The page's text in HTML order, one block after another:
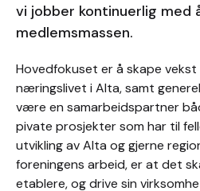
vi jobber kontinuerlig med
medlemsmassen.
Hovedfokuset er å skape
næringslivet i Alta, samt
være en samarbeidspartner
pivate prosjekter som har til
utvikling av Alta og gjerne
foreningens arbeid, er at det
etablere, og drive sin